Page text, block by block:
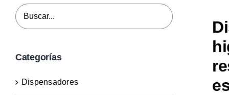
Categorías
Dispensadores